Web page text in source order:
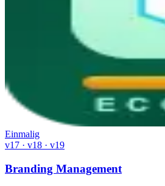
Einmalig
v17 · v18 · v19
Branding Management